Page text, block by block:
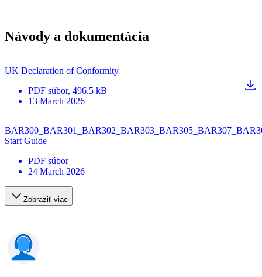
Návody a dokumentácia
UK Declaration of Conformity
PDF súbor, 496.5 kB
13 March 2026
Start Guide
PDF súbor
24 March 2026
Zobraziť viac